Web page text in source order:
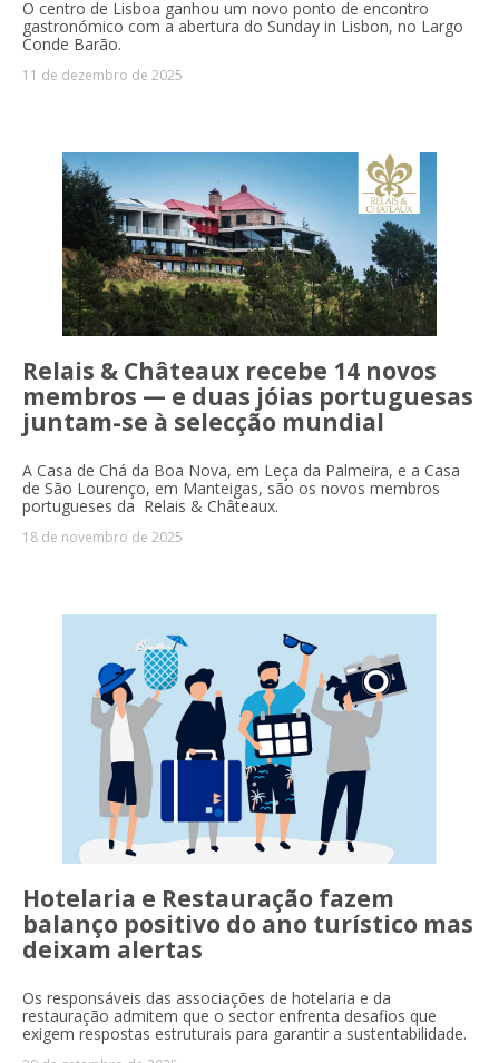
O centro de Lisboa ganhou um novo ponto de encontro
gastronómico com a abertura do Sunday in Lisbon, no Largo
Conde Barão.
11 de dezembro de 2025
Relais & Châteaux recebe 14 novos
membros — e duas jóias portuguesas
juntam-se à selecção mundial
A Casa de Chá da Boa Nova, em Leça da Palmeira, e a Casa
de São Lourenço, em Manteigas, são os novos membros
portugueses da Relais & Châteaux.
18 de novembro de 2025
Hotelaria e Restauração fazem
balanço positivo do ano turístico mas
deixam alertas
Os responsáveis das associações de hotelaria e da
restauração admitem que o sector enfrenta desafios que
exigem respostas estruturais para garantir a sustentabilidade.